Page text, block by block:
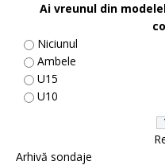
Ai vreunul din
Niciunul
Ambele
U15
U10
Arhivă sondaje